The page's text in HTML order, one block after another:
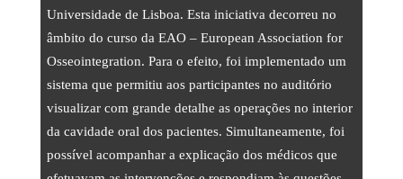
Sonido
Luz
Palcos
Pantallas y Proyección
Universidade de Lisboa. Esta iniciativa decorreu no
âmbito do curso da EAO – European Association for
Osseointegration. Para o efeito, foi implementado um
sistema que permitiu aos participantes no auditório
visualizar com grande detalhe as operações no interior
da cavidade oral dos pacientes. Simultaneamente, foi
possível acompanhar a explicação dos médicos que